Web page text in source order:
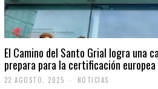
El Camino del Santo Grial logra una
prepara para la certificación europea
22 AGOSTO, 2025 NOTICIAS